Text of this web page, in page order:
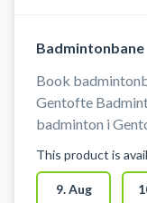
Badmintonbane
Book
Gentofte
badminton i
Badminton Klub (GBK).
findes foran
This product is
9. Aug